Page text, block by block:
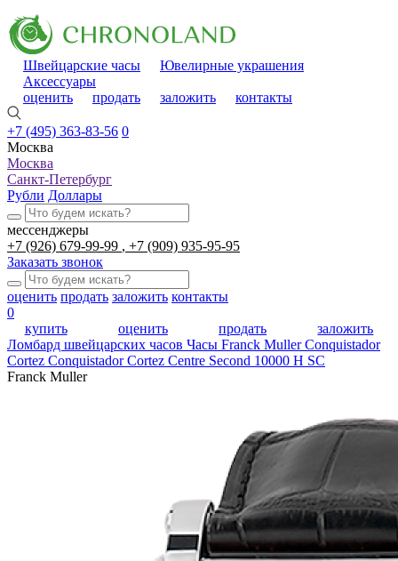
Швейцарские часы
Ювелирные украшения
Аксессуары
оценить
продать заложить контакты
+7 (495) 363-83-56 0
Москва
Москва
Санкт-Петербург
Рубли Доллары
мессенджеры
+7 (926) 679-99-99
+7 (909) 935-95-95
Заказать звонок
оценить продать заложить контакты
0
купить
оценить продать
заложить
Ломбард швейцарских часов Часы Franck Muller Conquistador
Cortez Conquistador Cortez Centre Second 10000 H SC
Franck Muller